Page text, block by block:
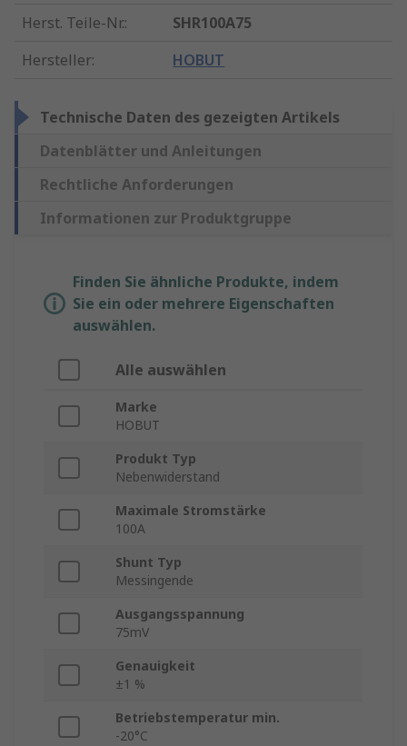
Herst. Teile-Nr.:
SHR100A75
Hersteller: HOBUT
Technische Daten des gezeigten Artikels
Datenblätter und Anleitungen
Rechtliche Anforderungen
Informationen zur Produktgruppe
Finden Sie ähnliche Produkte, indem
Sie ein oder mehrere Eigenschaften
auswählen.
Alle auswählen
Marke
HOBUT
Produkt Typ
Nebenwiderstand
Maximale Stromstärke
100A
Shunt Typ
Messingende
Ausgangsspannung
75mV
Genauigkeit
±1 %
Betriebstemperatur min.
-20°C